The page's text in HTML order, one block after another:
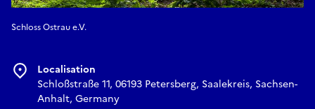
Schloss Ostrau e.V.
Localisation
Schloßstraße 11, 06193 Petersberg, Saalekreis, Sachsen-
Anhalt, Germany